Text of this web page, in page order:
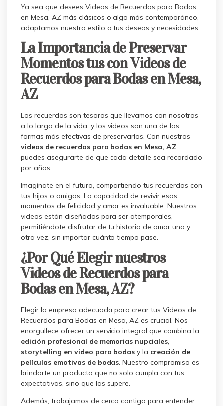
Ya sea que desees Videos de Recuerdos para Bodas
en Mesa, AZ más clásicos o algo más contemporáneo,
adaptamos nuestro estilo a tus deseos y necesidades.
La Importancia de Preservar
Momentos tus con Videos de
Recuerdos para Bodas en Mesa,
AZ
Los recuerdos son tesoros que llevamos con nosotros
a lo largo de la vida, y los videos son una de las
formas más efectivas de preservarlos. Con nuestros
videos de recuerdos para bodas en Mesa, AZ,
puedes asegurarte de que cada detalle sea recordado
por años.
Imagínate en el futuro, compartiendo tus recuerdos con
tus hijos o amigos. La capacidad de revivir esos
momentos de felicidad y amor es invaluable. Nuestros
videos están diseñados para ser atemporales,
permitiéndote disfrutar de tu historia de amor una y
otra vez, sin importar cuánto tiempo pase.
¿Por Qué Elegir nuestros
Videos de Recuerdos para
Bodas en Mesa, AZ?
Elegir la empresa adecuada para crear tus Videos de
Recuerdos para Bodas en Mesa, AZ es crucial. Nos
enorgullece ofrecer un servicio integral que combina la
edición profesional de memorias nupciales,
storytelling en video para bodas y la creación de
películas emotivas de bodas. Nuestro compromiso es
brindarte un producto que no solo cumpla con tus
expectativas, sino que las supere.
Además, trabajamos de cerca contigo para entender